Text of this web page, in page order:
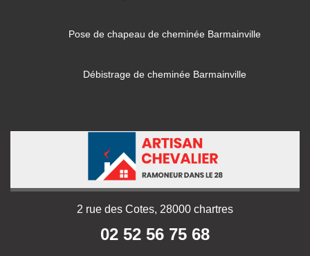
Pose de chapeau de cheminée Barmainville
Débistrage de cheminée Barmainville
2 rue des Cotes, 28000 chartres
02 52 56 75 68